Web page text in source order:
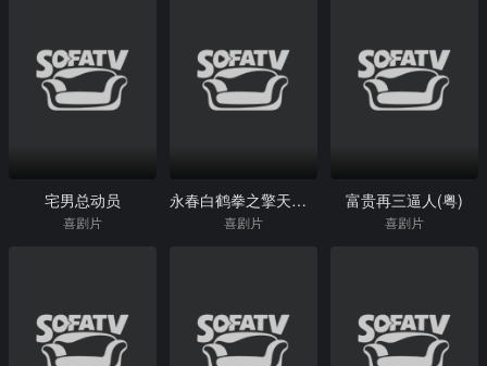
宅男总动员
喜剧片
永春白鹤拳之擎天画卷
喜剧片
富贵再三逼人(粤)
喜剧片